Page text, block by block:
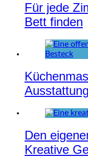
Für jede
Bett finden
Den
Kreative